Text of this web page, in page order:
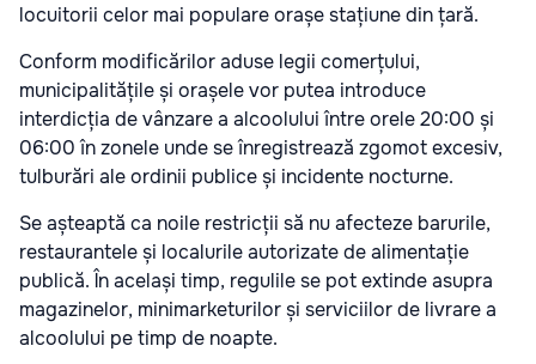
locuitorii celor mai populare orașe stațiune din țară.
Conform modificărilor aduse legii comerțului,
municipalitățile și orașele vor putea introduce
interdicția de vânzare a alcoolului între orele 20:00 și
06:00 în zonele unde se înregistrează zgomot excesiv,
tulburări ale ordinii publice și incidente nocturne.
Se așteaptă ca noile restricții să nu afecteze barurile,
restaurantele și localurile autorizate de alimentație
publică. În același timp, regulile se pot extinde asupra
magazinelor, minimarketurilor și serviciilor de livrare a
alcoolului pe timp de noapte.